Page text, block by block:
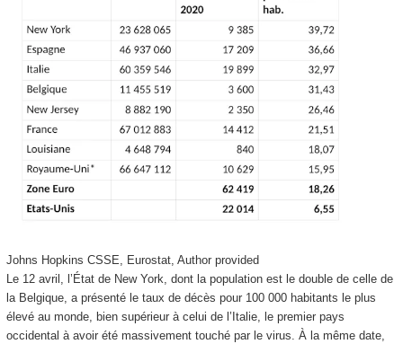
Johns Hopkins CSSE, Eurostat, Author provided
Le 12 avril, l’État de New York, dont la population est le double de celle de
la Belgique, a présenté le taux de décès pour 100 000 habitants le plus
élevé au monde, bien supérieur à celui de l’Italie, le premier pays
occidental à avoir été massivement touché par le virus. À la même date,